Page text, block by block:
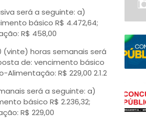
será a seguinte: a)
básico R$ 4.472,64;
R$ 458,00
(vinte) horas semanais será
de: vencimento básico
Alimentação: R$ 229,00 2.1.2
será a seguinte: a)
básico R$ 2.236,32;
R$ 229,00